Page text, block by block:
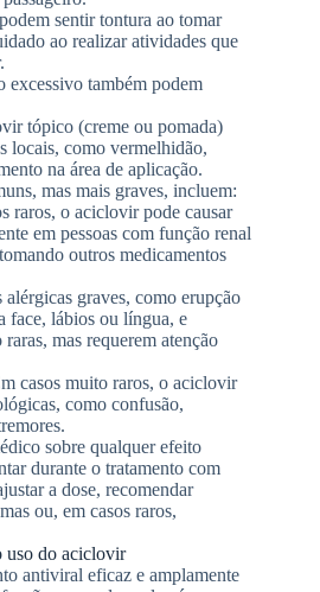
sentir tontura ao tomar
ao realizar atividades que
excessivo também podem
tópico (creme ou pomada)
locais, como vermelhidão,
na área de aplicação.
mas mais graves, incluem:
raros, o aciclovir pode causar
em pessoas com função renal
outros medicamentos
alérgicas graves, como erupção
face, lábios ou língua, e
mas requerem atenção
casos muito raros, o aciclovir
como confusão,
sobre qualquer efeito
durante o tratamento com
a dose, recomendar
ou, em casos raros,
uso do aciclovir
antiviral eficaz e amplamente